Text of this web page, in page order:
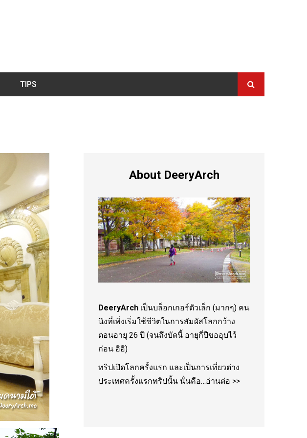
TIPS
About DeeryArch
DeeryArch เป็นบล็อกเกอร์ตัวเล็ก (มากๆ) คน
นึงที่เพิ่งเริ่มใช้ชีวิตในการสัมผัสโลกกว้าง
ตอนอายุ 26 ปี (จนถึงบัดนี้ อายุกี่ปีขออุบไว้
ก่อน อิอิ)
ทริปเปิดโลกครั้งแรก และเป็นการเที่ยวต่าง
ประเทศครั้งแรกทริปนั้น นั่นคือ…อ่านต่อ >>